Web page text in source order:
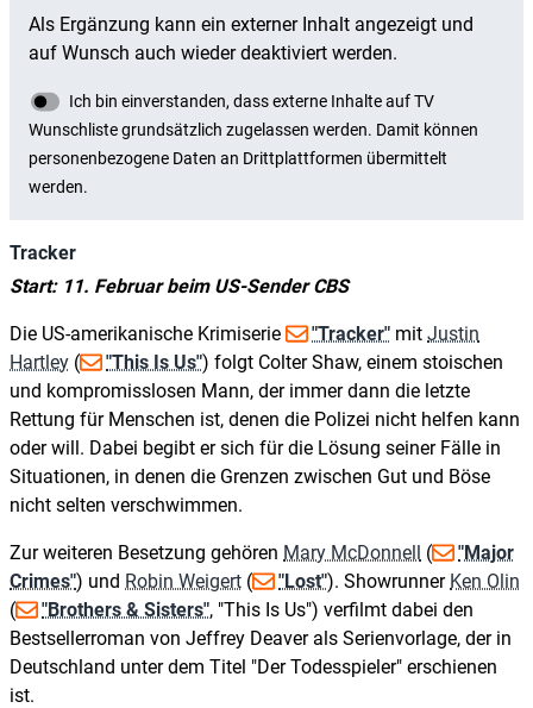
Tracker
Start: 11. Februar beim US-Sender CBS
Die US-amerikanische Krimiserie "Tracker" mit Justin
Hartley ( "This Is Us") folgt Colter Shaw, einem stoischen
und kompromisslosen Mann, der immer dann die letzte
Rettung für Menschen ist, denen die Polizei nicht helfen kann
oder will. Dabei begibt er sich für die Lösung seiner Fälle in
Situationen, in denen die Grenzen zwischen Gut und Böse
nicht selten verschwimmen.
Zur weiteren Besetzung gehören Mary McDonnell (
"Major
Crimes") und Robin Weigert ( "Lost"). Showrunner Ken Olin
(
"Brothers & Sisters", "This Is Us") verfilmt dabei den
Bestsellerroman von Jeffrey Deaver als Serienvorlage, der in
Deutschland unter dem Titel "Der Todesspieler" erschienen
ist.